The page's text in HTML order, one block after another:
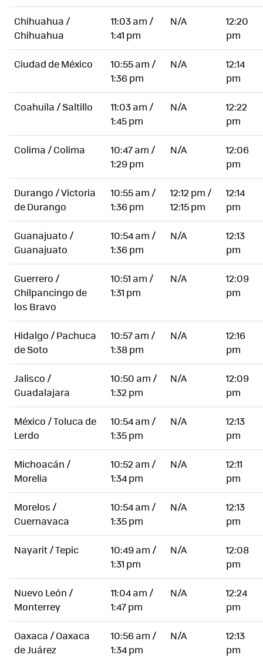
Chihuahua /
Chihuahua
11:03 am /
1:41 pm
N/A
12:20
pm
Ciudad de México
10:55 am /
1:36 pm
N/A
12:14
pm
Coahuila / Saltillo
11:03 am /
1:45 pm
N/A
12:22
pm
Colima / Colima
10:47 am /
1:29 pm
N/A
12:06
pm
Durango / Victoria
de Durango
10:55 am /
1:36 pm
12:12 pm /
12:15 pm
12:14
pm
Guanajuato /
Guanajuato
10:54 am /
1:36 pm
N/A
12:13
pm
Guerrero /
Chilpancingo de
los Bravo
10:51 am /
1:31 pm
N/A
12:09
pm
Hidalgo / Pachuca
de Soto
10:57 am /
1:38 pm
N/A
12:16
pm
Jalisco /
Guadalajara
10:50 am /
1:32 pm
N/A
12:09
pm
México / Toluca de
Lerdo
10:54 am /
1:35 pm
N/A
12:13
pm
Michoacán /
Morelia
10:52 am /
1:34 pm
N/A
12:11
pm
Morelos /
Cuernavaca
10:54 am /
1:35 pm
N/A
12:13
pm
Nayarit / Tepic
10:49 am /
1:31 pm
N/A
12:08
pm
Nuevo León /
Monterrey
11:04 am /
1:47 pm
N/A
12:24
pm
Oaxaca / Oaxaca
de Juárez
10:56 am /
1:34 pm
N/A
12:13
pm